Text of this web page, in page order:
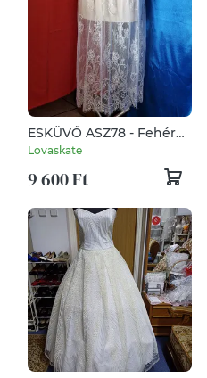
ESKÜVŐ ASZ78 - Fehér
francia csipkből készült
Lovaskate
9 600 Ft